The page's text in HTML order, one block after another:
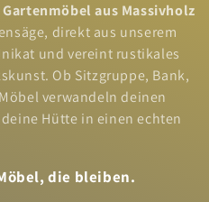
Gartenmöbel aus Massivholz
direkt aus unserem
und vereint rustikales
Ob Sitzgruppe, Bank,
verwandeln deinen
Hütte in einen echten
die bleiben.